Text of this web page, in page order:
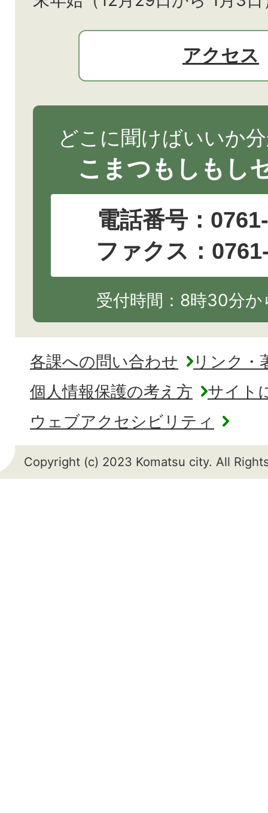
アクセス
どこに聞けばいいか
こまつもしもし
電話番号：
ファクス：
受付時間：8時30分
各課への問い合わせ
リンク・
個人情報保護の考え方
サイト
ウェブアクセシビリティ
Copyright (c) 2023 Komatsu city. All